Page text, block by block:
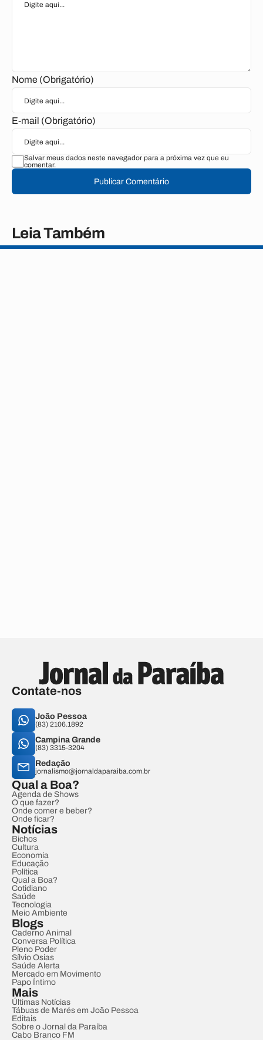
Nome (Obrigatório)
E-mail (Obrigatório)
Salvar meus dados neste navegador para a próxima vez que eu
comentar.
Publicar Comentário
Leia Também
Contate-nos
João Pessoa
(83) 2106.1892
Campina Grande
(83) 3315-3204
Redação
jornalismo@jornaldaparaiba.com.br
Qual a Boa?
Agenda de Shows
O que fazer?
Onde comer e beber?
Onde ficar?
Notícias
Bichos
Cultura
Economia
Educação
Política
Qual a Boa?
Cotidiano
Saúde
Tecnologia
Meio Ambiente
Blogs
Caderno Animal
Conversa Política
Pleno Poder
Sílvio Osias
Saúde Alerta
Mercado em Movimento
Papo Íntimo
Mais
Últimas Notícias
Tábuas de Marés em João Pessoa
Editais
Sobre o Jornal da Paraíba
Cabo Branco FM